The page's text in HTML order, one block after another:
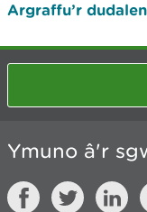
Argraffu’r
Ymuno â'r